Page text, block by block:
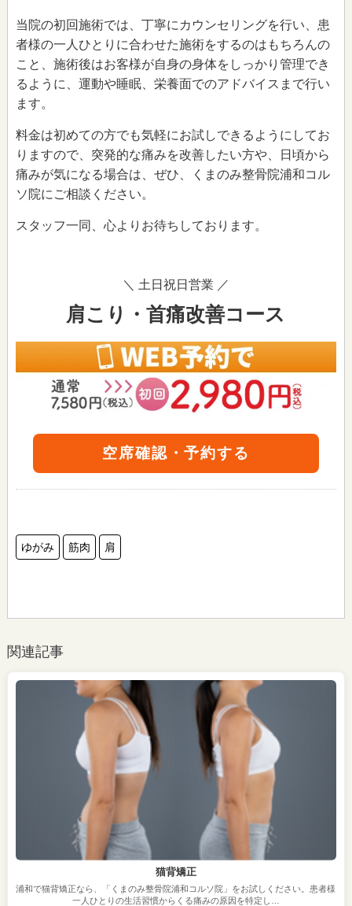
当院の初回施術では、丁寧にカウンセリングを行い、患
者様の一人ひとりに合わせた施術をするのはもちろんの
こと、施術後はお客様が自身の身体をしっかり管理でき
るように、運動や睡眠、栄養面でのアドバイスまで行い
ます。
料金は初めての方でも気軽にお試しできるようにしてお
りますので、突発的な痛みを改善したい方や、日頃から
痛みが気になる場合は、ぜひ、くまのみ整骨院浦和コル
ソ院にご相談ください。
スタッフ一同、心よりお待ちしております。
＼ 土日祝日営業 ／
肩こり・首痛改善コース
空席確認・予約する
ゆがみ 筋肉 肩
関連記事
猫背矯正
浦和で猫背矯正なら、「くまのみ整骨院浦和コルソ院」をお試しください。患者様
一人ひとりの生活習慣からくる痛みの原因を特定し…